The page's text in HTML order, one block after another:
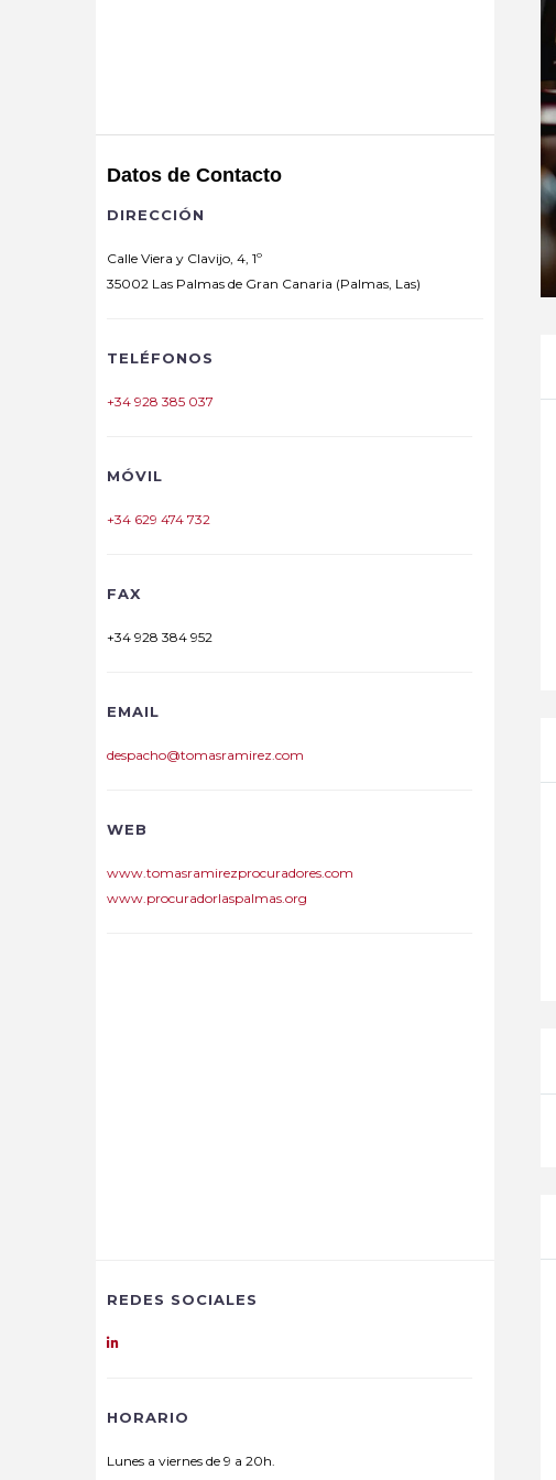
Datos de Contacto
DIRECCIÓN
Calle Viera y Clavijo, 4, 1º
35002 Las Palmas de Gran Canaria (Palmas, Las)
TELÉFONOS
+34 928 385 037
MÓVIL
+34 629 474 732
FAX
+34 928 384 952
EMAIL
despacho@tomasramirez.com
WEB
www.tomasramirezprocuradores.com
www.procuradorlaspalmas.org
REDES SOCIALES
HORARIO
Lunes a viernes de 9 a 20h.